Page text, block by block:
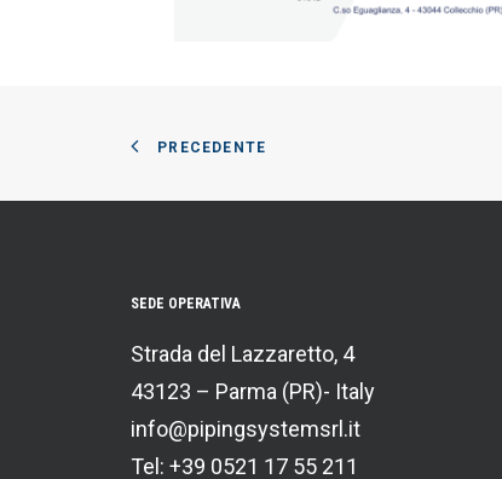
PRECEDENTE
SEDE OPERATIVA
Strada del Lazzaretto, 4
43123 – Parma (PR)- Italy
info@pipingsystemsrl.it
Tel: +39 0521 17 55 211